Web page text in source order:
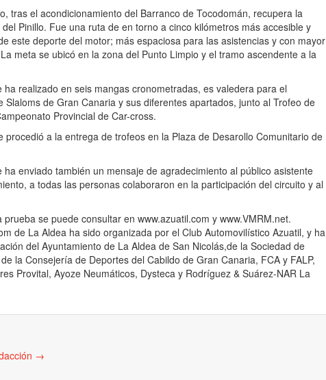
tras el acondicionamiento del Barranco de Tocodomán, recupera la
Pinillo. Fue una ruta de en torno a cinco kilómetros más accesible y
este deporte del motor; más espaciosa para las asistencias y con mayor
meta se ubicó en la zona del Punto Limpio y el tramo ascendente a la
ha realizado en seis mangas cronometradas, es valedera para el
Slaloms de Gran Canaria y sus diferentes apartados, junto al Trofeo de
Provincial de Car-cross.
procedió a la entrega de trofeos en la Plaza de Desarollo Comunitario de
ha enviado también un mensaje de agradecimiento al público asistente
a todas las personas colaboraron en la participación del circuito y al
prueba se puede consultar en www.azuatil.com y www.VMRM.net.
de La Aldea ha sido organizada por el Club Automovilístico Azuatil, y ha
del Ayuntamiento de La Aldea de San Nicolás,de la Sociedad de
la Consejería de Deportes del Cabildo de Gran Canaria, FCA y FALP,
Provital, Ayoze Neumáticos, Dysteca y Rodríguez & Suárez-NAR La
→